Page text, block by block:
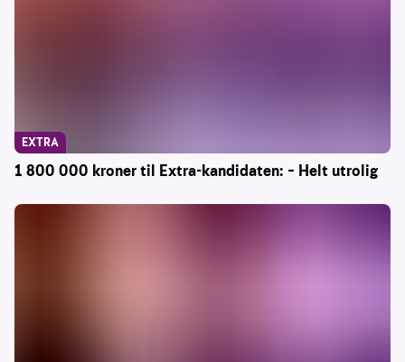
1 800 000 kroner til Extra-kandidaten: – Helt utrolig
EXTRA